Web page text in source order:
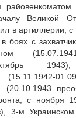
райовенкоматом
Великой
в артиллерии,
в боях с
(15.07.1941-
октябрь
(15.11.1942-
(20.10.1943
с ноября
3-м